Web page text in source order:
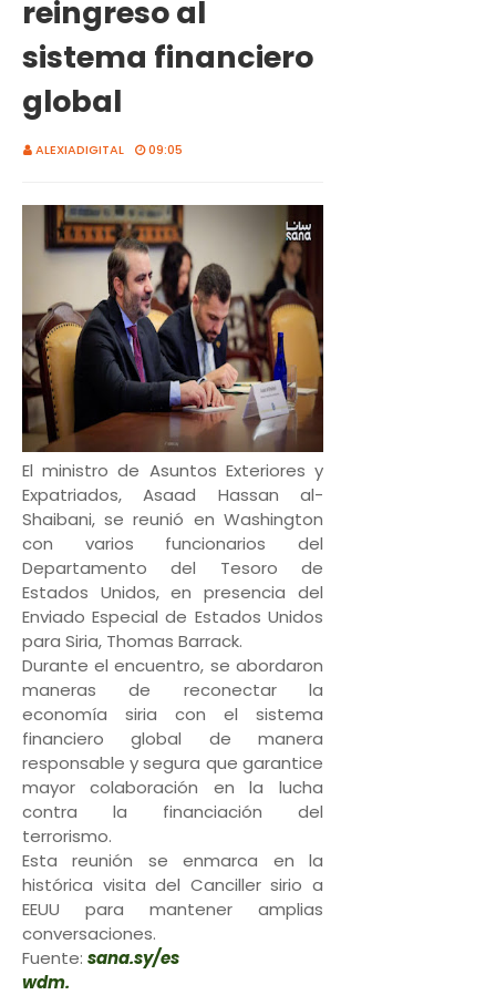
reingreso al
sistema financiero
global
ALEXIADIGITAL 09:05
El ministro de Asuntos Exteriores y
Expatriados, Asaad Hassan al-
Shaibani, se reunió en Washington
con varios funcionarios del
Departamento del Tesoro de
Estados Unidos, en presencia del
Enviado Especial de Estados Unidos
para Siria, Thomas Barrack.
Durante el encuentro, se abordaron
maneras de reconectar la
economía siria con el sistema
financiero global de manera
responsable y segura que garantice
mayor colaboración en la lucha
contra la financiación del
terrorismo.
Esta reunión se enmarca en la
histórica visita del Canciller sirio a
EEUU para mantener amplias
conversaciones.
Fuente: sana.sy/es
wdm.